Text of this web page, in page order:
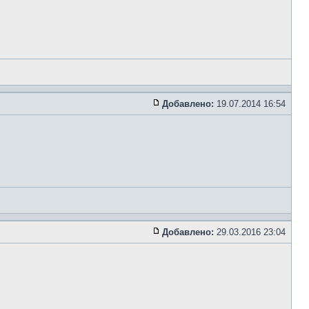
Добавлено: 19.07.2014 16:54
Добавлено: 29.03.2016 23:04